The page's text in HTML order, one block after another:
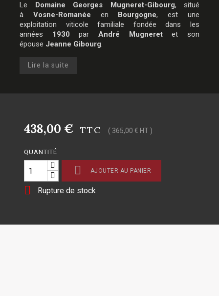
Le Domaine Georges Mugneret-Gibourg, situé
à Vosne-Romanée en Bourgogne, est une
exploitation viticole familiale fondée dans les
années 1930 parAndré Mugneretet son
épouse Jeanne Gibourg.
Lire la suite
438,00 € TTC ( 365,00 € HT )
QUANTITÉ
 AJOUTER AU PANIER
 Rupture de stock